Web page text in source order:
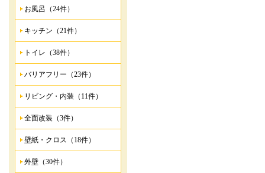
お風呂（24件）
キッチン（21件）
トイレ（38件）
バリアフリー（23件）
リビング・内装（11件）
全面改装（3件）
壁紙・クロス（18件）
外壁（30件）